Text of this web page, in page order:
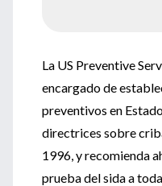
La US Preventive
encargado de
preventivos en
directrices sobre
1996, y recomienda
prueba del sida a